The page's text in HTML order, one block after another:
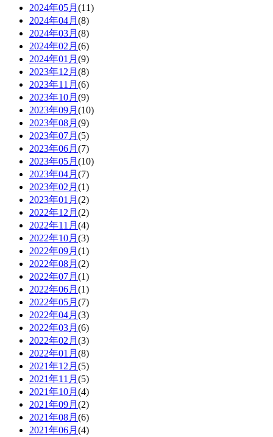
2024年05月 (11)
2024年04月 (8)
2024年03月 (8)
2024年02月 (6)
2024年01月 (9)
2023年12月 (8)
2023年11月 (6)
2023年10月 (9)
2023年09月 (10)
2023年08月 (9)
2023年07月 (5)
2023年06月 (7)
2023年05月 (10)
2023年04月 (7)
2023年02月 (1)
2023年01月 (2)
2022年12月 (2)
2022年11月 (4)
2022年10月 (3)
2022年09月 (1)
2022年08月 (2)
2022年07月 (1)
2022年06月 (1)
2022年05月 (7)
2022年04月 (3)
2022年03月 (6)
2022年02月 (3)
2022年01月 (8)
2021年12月 (5)
2021年11月 (5)
2021年10月 (4)
2021年09月 (2)
2021年08月 (6)
2021年06月 (4)